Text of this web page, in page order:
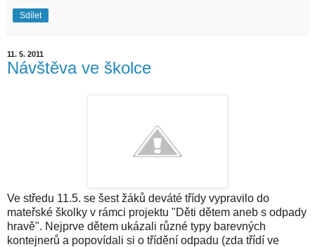
Sdílet
11. 5. 2011
Návštěva ve školce
Ve středu 11.5. se šest žáků deváté třídy vypravilo do
mateřské školky v rámci projektu "Děti dětem aneb s odpady
hravě". Nejprve dětem ukázali různé typy barevných
kontejnerů a popovídali si o třídění odpadu (zda třídí ve